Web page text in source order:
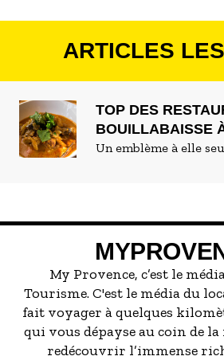
ARTICLES
TOP DES
BOUILLABAISSE
Un emblème à elle
est LE plat
peut d'ailleurs vite
servir la meilleure...
My Provence, c’est le
Tourisme. C'est le média du
fait voyager à quelques
qui vous dépayse au coin de
redécouvrir l’immense